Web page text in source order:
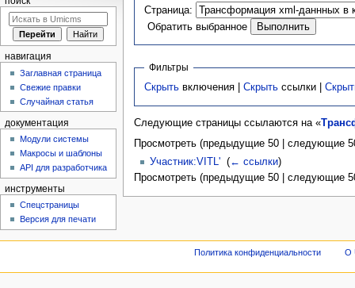
Страница:
Обратить выбранное
Фильтры
Скрыть включения |Скрыть ссылки |
Следующие страницы ссылаются на «
Просмотреть (предыдущие 50 | следующие
Участник:VITL'‎ (← ссылки)
Просмотреть (предыдущие 50 | следующие
навигация
Заглавная страница
Свежие правки
Случайная статья
документация
Модули системы
Макросы и шаблоны
API для разработчика
инструменты
Спецстраницы
Версия для печати
Политика конфиденциальности О